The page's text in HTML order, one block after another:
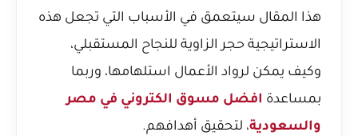
هذا المقال سيتعمق في الأسباب التي تجعل هذه
الاستراتيجية حجر الزاوية للنجاح المستقبلي،
وكيف يمكن لرواد الأعمال استلهامها، وربما
بمساعدة افضل مسوق الكتروني في مصر
والسعودية، لتحقيق أهدافهم.